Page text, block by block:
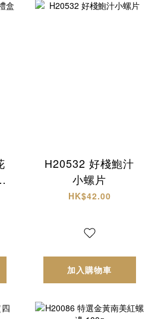
H20532 好棧鮑汁
小螺片
HK$42.00
加入購物車